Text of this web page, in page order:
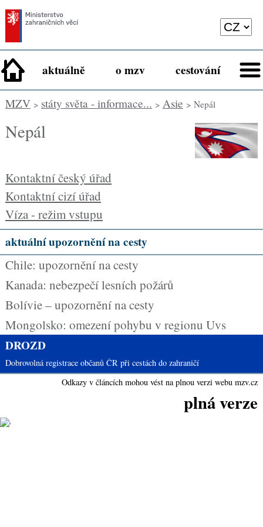
aktuálně o mzv cestování
MZV> státy světa - informace... > Asie > Nepál
Nepál
Kontaktní český úřad
Kontaktní cizí úřad
Víza - režim vstupu
aktuální upozornění na cesty
Chile: upozornění na cesty
Kanada: nebezpečí lesních požárů
Bolívie – upozornění na cesty
Mongolsko: omezení pohybu v regionu Uvs
DROZD
Dobrovolná registrace občanů ČR při cestách do zahraničí
Odkazy v článcích mohou vést na plnou verzi webu mzv.cz
plná verze